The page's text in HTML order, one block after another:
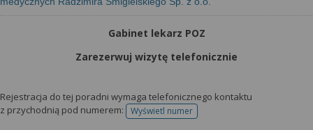
Gabinet lekarz POZ
Zarezerwuj wizytę telefonicznie
Rejestracja do tej poradni wymaga telefonicznego kontaktu
z przychodnią pod numerem:
Wyświetl numertelefonu do rejestracji